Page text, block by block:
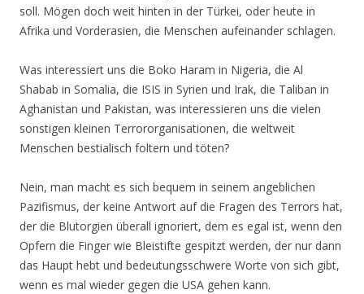
soll. Mögen doch weit hinten in der Türkei, oder heute in
Afrika und Vorderasien, die Menschen aufeinander schlagen.
Was interessiert uns die Boko Haram in Nigeria, die Al
Shabab in Somalia, die ISIS in Syrien und Irak, die Taliban in
Aghanistan und Pakistan, was interessieren uns die vielen
sonstigen kleinen Terrororganisationen, die weltweit
Menschen bestialisch foltern und töten?
Nein, man macht es sich bequem in seinem angeblichen
Pazifismus, der keine Antwort auf die Fragen des Terrors hat,
der die Blutorgien überall ignoriert, dem es egal ist, wenn den
Opfern die Finger wie Bleistifte gespitzt werden, der nur dann
das Haupt hebt und bedeutungsschwere Worte von sich gibt,
wenn es mal wieder gegen die USA gehen kann.